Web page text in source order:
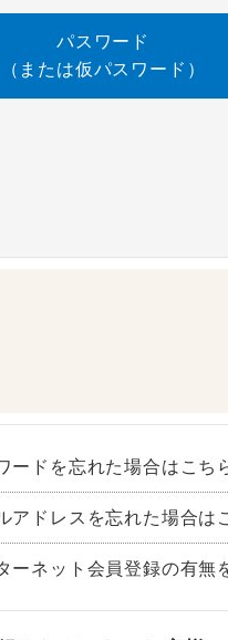
パスワード
（または仮パスワード）
ードを忘れた場合はこち
アドレスを忘れた場合は
ーネット会員登録の有無